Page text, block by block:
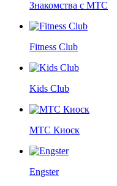
Знакомства с МТС
Fitness Club
Kids Club
МТС Киоск
Engster